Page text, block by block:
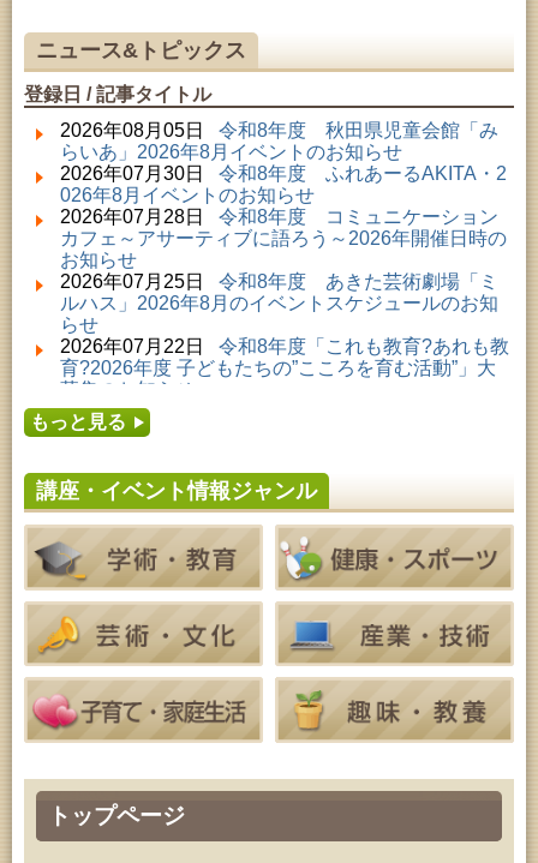
トップページ
乳幼児・青少年教育「夏休み資料展示」
2026年08月01日 ～ 2026年08月30日 (秋田市)
成人教育「研修室開放」
2026年08月01日 ～ 2026年08月23日 (秋田市)
子どもの読書活動推進事業「夏休みは図書館へ行こ
う－みんなの読みたい！知りたい！学びたい！をお
手伝いします－」（資料展示）
2026年08月01日 ～ 2026年08月16日 (秋田市)
音と会話を楽しむ朝の図書館
2026年08月01日 ～ 2026年08月23日 (秋田市)
乳幼児・青少年教育「図書館クイズラリー」
2026年08月01日 ～ 2026年09月23日 (秋田市)
おかえりなさい！佐竹本三十六歌仙絵とゆかりの名
品
2026年08月01日 ～ 2026年09月23日 (秋田市)
佐竹氏の名宝、雄大なる歴史を想う～武と雅～
2026年08月01日 ～ 2026年08月23日 (大館市)
2026年08月01日 ～ 2026年08月25日 (秋田市)
工房雑がみランド2026
特別展「超写実 ホキ美術館名品展」
2026年08月08日 ～ 2026年08月09日 (秋田市)
青少年・成人・家庭教育「夏のファミリーキャン
プ」
2026年08月09日 (秋田市)
青少年・家庭・成人教育「不思議アートのぞき箱ワ
ークショップ」
2026年08月11日 (秋田市)
令和8年度 椎名雄一郎オルガンレクチャーコンサー
ト
2026年08月14日 (秋田市)
成人教育「古文書解読講座」
2026年08月15日 (秋田市)
ティック』を作ろう！」
2026年08月15日 (秋田市)
乳幼児教育「パンダのえほん修理屋さん」
ニュース&トピックス
登録日 / 記事タイトル
2026年08月05日 令和8年度 秋田県児童会館「み
らいあ」2026年8月イベントのお知らせ
2026年07月30日 令和8年度 ふれあーるAKITA・2
026年8月イベントのお知らせ
2026年07月28日 令和8年度 コミュニケーション
カフェ～アサーティブに語ろう～2026年開催日時の
お知らせ
2026年07月25日 令和8年度 あきた芸術劇場「ミ
ルハス」2026年8月のイベントスケジュールのお知
らせ
2026年07月22日 令和8年度「これも教育?あれも教
育?2026年度 子どもたちの”こころを育む活動”」大
募集のお知らせ
2026年07月16日
夏休み親子体験教室」募集のお知らせ
らいあ」2026年7月イベントのお知らせ
2026年07月11日令和8年度 あきた芸術劇場「ミ
ルハス」2026年7月のイベントスケジュールのお知
らせ
2026年07月10日令和8年度 株式会社パソナ「キ
ャリアコンサルタント相談」のお知らせ
2026年07月10日令和8年度 株式会社パソナ「キ
ャリア形成リスキリング支援センター」紹介のお知
らせ
もっと見る
講座・イベント情報ジャンル